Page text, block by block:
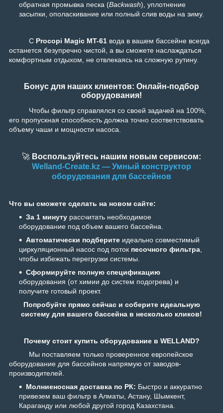
обратная промывка песка (Backwash), уплотнение
засыпки, ополаскивание или полный слив воды на зиму.
С Procopi Magic MT-61 вода в вашем бассейне всегда
останется безупречно чистой, а вы сможете наслаждаться
комфортным отдыхом, не отвлекаясь на сложную рутину.
Бонус для наших клиентов: Онлайн-подбор
оборудования!
Чтобы фильтр справлялся со своей задачей на 100%,
его пропускная способность должна точно соответствовать
объему чаши и мощности насоса.
🚀 Воспользуйтесь нашим новым сервисом:
Welland-Create.kz — Умный конструктор
оборудования для бассейнов
Что вы сможете сделать на новом сайте:
За 1 минуту рассчитать необходимое
оборудование под объем вашего бассейна.
Автоматически подберите идеально совместимый
циркуляционный насос под поток песочного фильтра,
чтобы избежать перегрузки системы.
Сформируйте полную спецификацию
оборудования (от химии до систем подогрева) и
получите готовый проект.
Попробуйте прямо сейчас и соберите идеальную
систему для вашего бассейна в несколько кликов!
Почему стоит купить оборудование в WELLAND?
Мы поставляем только проверенное европейское
оборудование для бассейнов напрямую от заводов-
производителей.
Молниеносная доставка по РК: Быстро и аккуратно
привезем ваш фильтр в Алматы, Астану, Шымкент,
Караганду или любой другой город Казахстана.